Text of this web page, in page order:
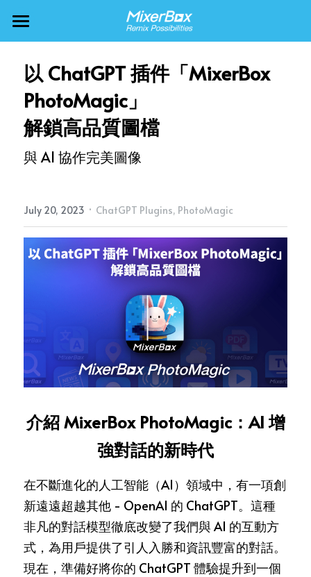
MixerBox AI ZenClaw
MixerBox AI
冰友
現金回饋神器
泡泡射手
Inspire 正念冥想
全能播放器
MB 部落格
支援服務
企業概要
🇹🇼 中文
🇺🇸 English
以 ChatGPT 插件「MixerBox
PhotoMagic」
解鎖高品質圖檔
與 AI 協作完美圖像
July 20, 2023 · ChatGPT Plugins, PhotoMagic
介紹 MixerBox PhotoMagic：AI 增
強對話的新時代
在不斷進化的人工智能（AI）領域中，有一項創
新遠遠超越其他 - OpenAI 的 ChatGPT。這種
非凡的對話模型徹底改變了我們與 AI 的互動方
式，為用戶提供了引人入勝和資訊豐富的對話。
現在，準備好將你的 ChatGPT 體驗提升到一個